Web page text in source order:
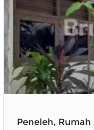
Peneleh,